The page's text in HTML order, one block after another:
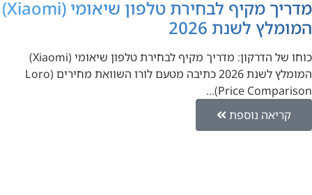
מדריך מקיף לבחירת טלפון שיאומי (Xiaomi)
המומלץ לשנת 2026
כוחו של הדרקון: מדריך מקיף לבחירת טלפון שיאומי (Xiaomi)
המומלץ לשנת 2026 כתיבה מטעם לורו השוואת מחירים (Loro
Price Comparison)…
קריאה נוספת